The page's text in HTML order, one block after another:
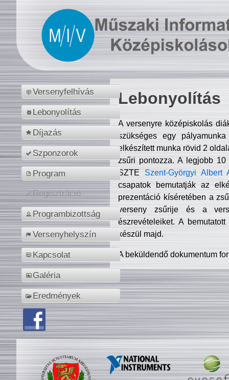
Versenyfelhívás
Lebonyolítás
Díjazás
Szponzorok
Program
Regisztráció
Programbizottság
Versenyhelyszín
Kapcsolat
Galéria
Eredmények
Lebonyolítás
A versenyre középiskolás
szükséges egy
elkészített munka rövid 2
zsűri pontozza. A legjobb
SZTE Szent-Györgyi Albert
csapatok bemutatják az
prezentáció kíséretében a
verseny zsűrije és a
észrevételeiket. A
készül majd.
A beküldendő dokumentum